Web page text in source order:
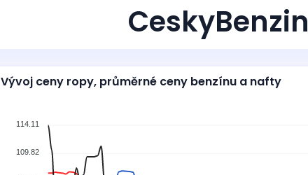
CeskyBenzin
Vývoj ceny ropy, průměrné ceny benzínu a nafty
114.11
109.82